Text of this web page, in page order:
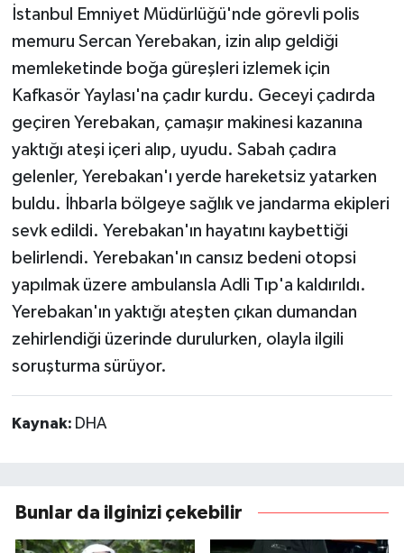
İstanbul Emniyet Müdürlüğü'nde görevli polis
memuru Sercan Yerebakan, izin alıp geldiği
memleketinde boğa güreşleri izlemek için
Kafkasör Yaylası'na çadır kurdu. Geceyi çadırda
geçiren Yerebakan, çamaşır makinesi kazanına
yaktığı ateşi içeri alıp, uyudu. Sabah çadıra
gelenler, Yerebakan'ı yerde hareketsiz yatarken
buldu. İhbarla bölgeye sağlık ve jandarma ekipleri
sevk edildi. Yerebakan'ın hayatını kaybettiği
belirlendi. Yerebakan'ın cansız bedeni otopsi
yapılmak üzere ambulansla Adli Tıp'a kaldırıldı.
Yerebakan'ın yaktığı ateşten çıkan dumandan
zehirlendiği üzerinde durulurken, olayla ilgili
soruşturma sürüyor.
Kaynak: DHA
Bunlar da ilginizi çekebilir